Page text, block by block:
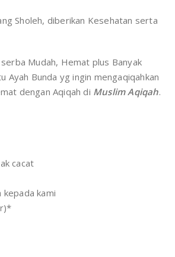
Sholeh, diberikan Kesehatan serta
Mudah, Hemat plus Banyak
Ayah Bunda yg ingin mengaqiqahkan
dengan Aqiqah di Muslim Aqiqah.
cacat
kepada kami